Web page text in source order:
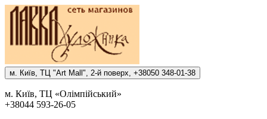
м. Киïв, ТЦ "Art Mall", 2-й поверх, +38050 348-01-38
м. Киïв, ТЦ «Олiмпiйський»
+38044 593-26-05